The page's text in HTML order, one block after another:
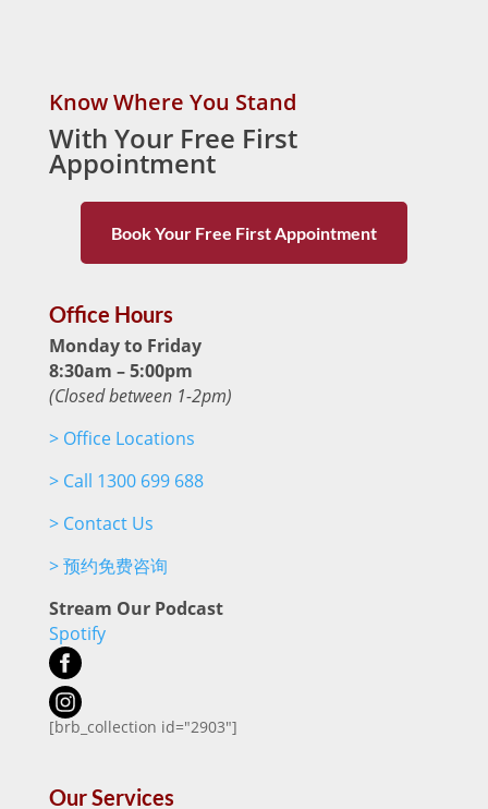
Know Where You Stand
With Your Free First
Appointment
Book Your Free First Appointment
Office Hours
Monday to Friday
8:30am – 5:00pm
(Closed between 1-2pm)
>Office Locations
>Call 1300 699 688
>Contact Us
>预约免费咨询
Stream Our Podcast
Spotify
[brb_collection id="2903"]
Our Services